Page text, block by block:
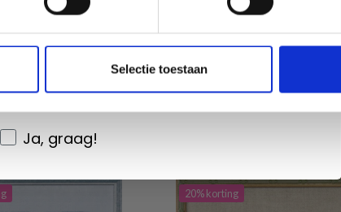
Selectie toestaan
EUR 40.25
12/08/2026
winkelwagen
EUR 15.30EUR 19.15
Aanbieding verloopt 12/08/2026
Voeg toe aan winkelwagen
20% korting
Wil je liever nieuws ontvangen over onze
Ja, graag!